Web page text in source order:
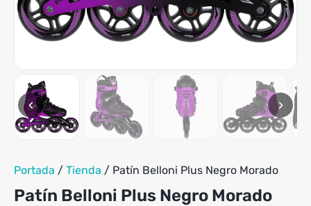
hasta
$239,900
tiene
múltiples
variantes.
elegir
en
la
de
‹ ›
Portada / Tienda / Patín Belloni Plus Negro Morado
Patín Belloni Plus Negro Morado